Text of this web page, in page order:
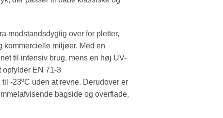
modstandsdygtig over for pletter,
kommercielle miljøer. Med en
til intensiv brug, mens en høj UV-
opfylder EN 71-3
-23ºC uden at revne. Derudover er
bagside og overflade,